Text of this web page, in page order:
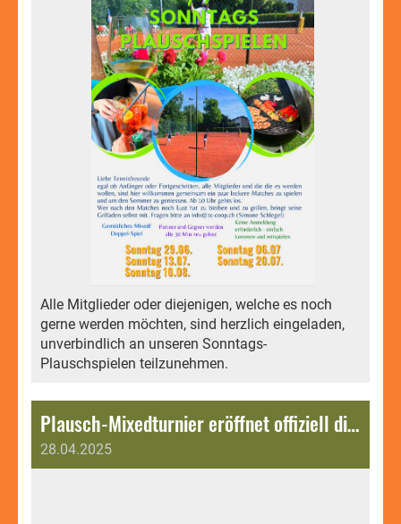
Alle Mitglieder oder diejenigen, welche es noch
gerne werden möchten, sind herzlich eingeladen,
unverbindlich an unseren Sonntags-
Plauschspielen teilzunehmen.
Plausch-Mixedturnier eröffnet offiziell die Saison 2025.
28.04.2025